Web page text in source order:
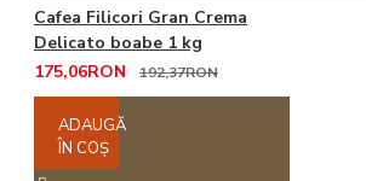
Cafea Filicori Gran Crema
Delicato boabe 1 kg
175,06RON
192,37RON
ADAUGĂ
ÎN COŞ